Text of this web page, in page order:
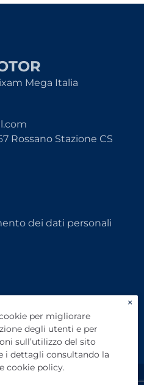
Mega Italia
Rossano Stazione CS
dei dati personali
×
per migliorare
degli utenti e per
sull’utilizzo del sito
i dettagli consultando la
e cookie policy.